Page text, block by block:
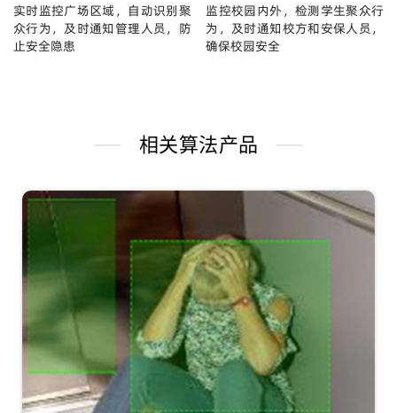
实时监控广场区域，自动识别聚
众行为，及时通知管理人员，防
止安全隐患
监控校园内外，检测学生聚众行
为，及时通知校方和安保人员，
确保校园安全
相关算法产品